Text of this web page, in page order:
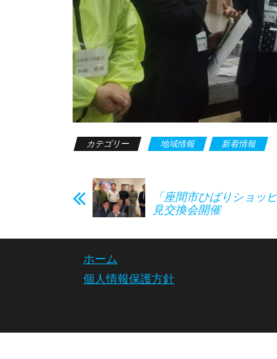
カテゴリー 地域情報 新着情報
「座間市ひばりショッ
見交換会開催
ホーム
個人情報保護方針